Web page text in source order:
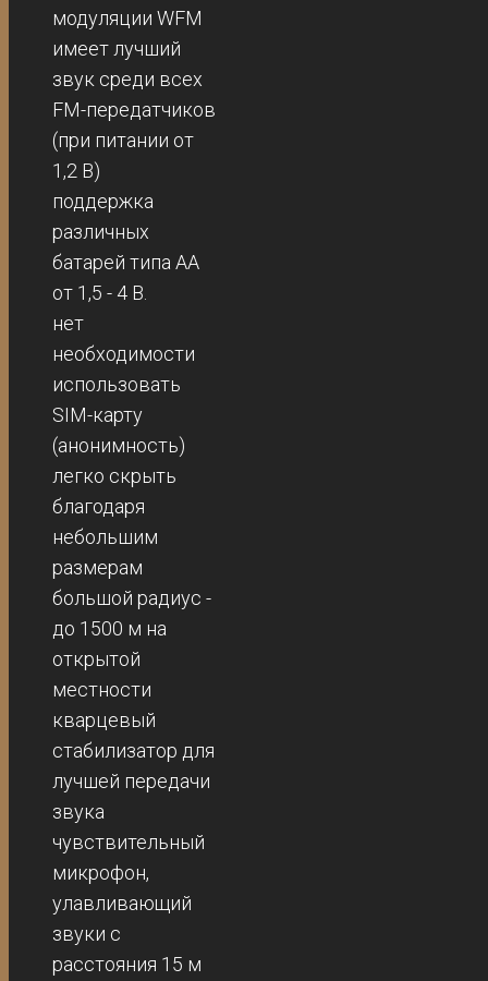
модуляции WFM
имеет лучший
звук среди всех
FM-передатчиков
(при питании от
1,2 В)
поддержка
различных
батарей типа АА
от 1,5 - 4 В.
нет
необходимости
использовать
SIM-карту
(анонимность)
легко скрыть
благодаря
небольшим
размерам
большой радиус -
до 1500 м на
открытой
местности
кварцевый
стабилизатор для
лучшей передачи
звука
чувствительный
микрофон,
улавливающий
звуки с
расстояния 15 м